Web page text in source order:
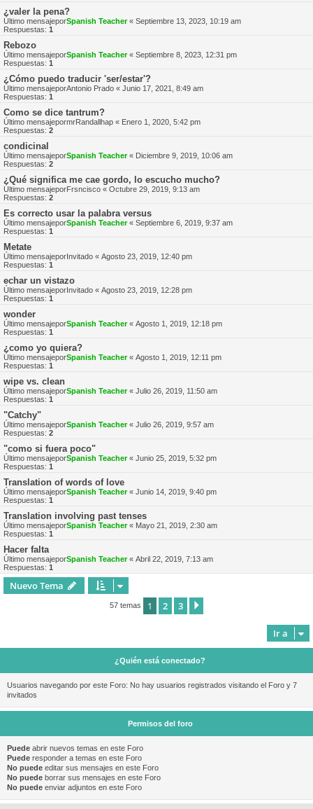
¿valer la pena?
Último mensajeporSpanish Teacher« Septiembre 13, 2023, 10:19 am
Respuestas: 1
Rebozo
Último mensajeporSpanish Teacher« Septiembre 8, 2023, 12:31 pm
Respuestas: 1
¿Cómo puedo traducir 'ser/estar'?
Último mensajeporAntonio Prado « Junio 17, 2021, 8:49 am
Respuestas: 1
Como se dice tantrum?
Último mensajepormrRandallhap « Enero 1, 2020, 5:42 pm
Respuestas: 2
condicinal
Último mensajeporSpanish Teacher« Diciembre 9, 2019, 10:06 am
Respuestas: 2
¿Qué significa me cae gordo, lo escucho mucho?
Último mensajeporFrsncisco « Octubre 29, 2019, 9:13 am
Respuestas: 2
Es correcto usar la palabra versus
Último mensajeporSpanish Teacher« Septiembre 6, 2019, 9:37 am
Respuestas: 1
Metate
Último mensajeporInvitado « Agosto 23, 2019, 12:40 pm
Respuestas: 1
echar un vistazo
Último mensajeporInvitado « Agosto 23, 2019, 12:28 pm
Respuestas: 1
wonder
Último mensajeporSpanish Teacher« Agosto 1, 2019, 12:18 pm
Respuestas: 1
¿como yo quiera?
Último mensajeporSpanish Teacher« Agosto 1, 2019, 12:11 pm
Respuestas: 1
wipe vs. clean
Último mensajeporSpanish Teacher« Julio 26, 2019, 11:50 am
Respuestas: 1
"Catchy"
Último mensajeporSpanish Teacher« Julio 26, 2019, 9:57 am
Respuestas: 2
"como si fuera poco"
Último mensajeporSpanish Teacher« Junio 25, 2019, 5:32 pm
Respuestas: 1
Translation of words of love
Último mensajeporSpanish Teacher« Junio 14, 2019, 9:40 pm
Respuestas: 1
Translation involving past tenses
Último mensajeporSpanish Teacher« Mayo 21, 2019, 2:30 am
Respuestas: 1
Hacer falta
Último mensajeporSpanish Teacher« Abril 22, 2019, 7:13 am
Respuestas: 1
Nuevo Tema
57 temas 1 2 3
Ir a
¿Quién está conectado?
Usuarios navegando por este Foro: No hay usuarios registrados visitando el Foro y 7
invitados
Permisos del foro
Puede abrir nuevos temas en este Foro
Puede responder a temas en este Foro
No puede editar sus mensajes en este Foro
No puede borrar sus mensajes en este Foro
No puede enviar adjuntos en este Foro